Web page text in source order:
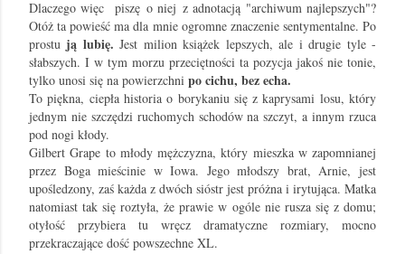
Dlaczego więc piszę o niej z adnotacją "archiwum najlepszych"?
Otóż ta powieść ma dla mnie ogromne znaczenie sentymentalne. Po
prostu ją lubię. Jest milion książek lepszych, ale i drugie tyle -
słabszych. I w tym morzu przeciętności ta pozycja jakoś nie tonie,
tylko unosi się na powierzchni po cichu, bez echa.
To piękna, ciepła historia o borykaniu się z kaprysami losu, który
jednym nie szczędzi ruchomych schodów na szczyt, a innym rzuca
pod nogi kłody.
Gilbert Grape to młody mężczyzna, który mieszka w zapomnianej
przez Boga mieścinie w Iowa. Jego młodszy brat, Arnie, jest
upośledzony, zaś każda z dwóch sióstr jest próżna i irytująca. Matka
natomiast tak się roztyła, że prawie w ogóle nie rusza się z domu;
otyłość przybiera tu wręcz dramatyczne rozmiary, mocno
przekraczające dość powszechne XL.